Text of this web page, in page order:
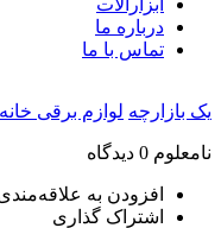
ابزارالات
درباره ما
تماس با ما
یک بازارچه لوازم برقی
نامعلوم 0 دیدگاه
افزودن به
اشتراک گذاری